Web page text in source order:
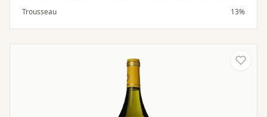
og rauðum berjum.
Trousseau 13%